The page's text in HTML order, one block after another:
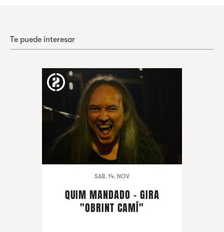
Te puede interesar
SAB. 14. NOV
QUIM MANDADO - GIRA
"OBRINT CAMÍ"